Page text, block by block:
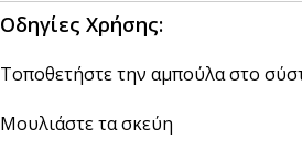
Οδηγίες Χρήσης:
Τοποθετήστε την αμπούλα στο
Μουλιάστε τα σκεύη